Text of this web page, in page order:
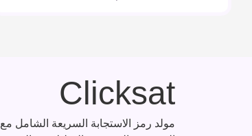
Clicksat
مولد رمز الاستجابة السريعة الشامل مع